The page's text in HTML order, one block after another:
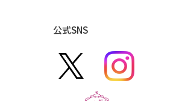
公式SNS